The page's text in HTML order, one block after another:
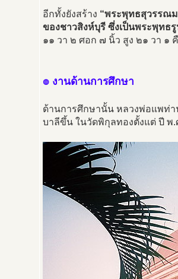
อีกทั้งยังสร้าง “พระพุทธสุวรรณ
ของชาวสิงห์บุรี ซึ่งเป็นพระพุทธ
๑๑ วา ๒ ศอก ๗ นิ้ว สูง ๒๑ วา ๑
๏ งานด้านการศึกษา
ด้านการศึกษานั้น หลวงพ่อแพท่า
บาลีขึ้น ในวัดพิกุลทองตั้งแต่ ปี